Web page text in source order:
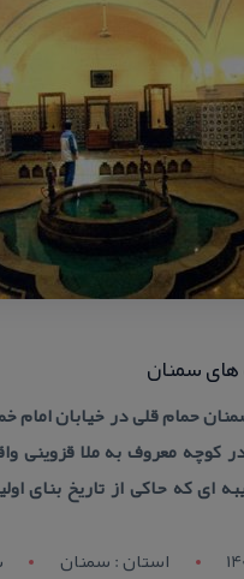
های سمنان
حمام قلی در خیابان امام
كوچه معروف به ملا قزوینی
ای كه حاكی از تاریخ بنای
استان : سمنان